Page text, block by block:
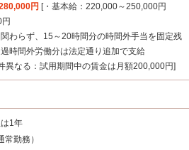
円 ・基本給：220,000～250,000円
わらず、15～20時間分の時間外手当を固定残
時間外労働分は法定通り追加で支給
異なる：試用期間中の賃金は月額200,000円
1年
勤務）